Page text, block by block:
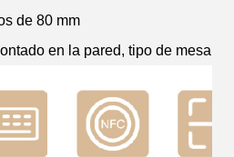
de 80 mm
en la pared, tipo de mesa